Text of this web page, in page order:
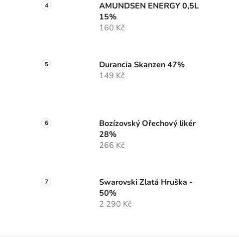
AMUNDSEN ENERGY 0,5L
15%
160 Kč
Durancia Skanzen 47%
149 Kč
Bozízovský Ořechový likér
28%
266 Kč
Swarovski Zlatá Hruška -
50%
2 290 Kč